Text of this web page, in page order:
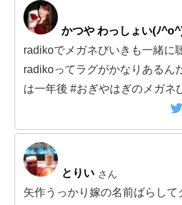
かつや わっしょい(ﾉ
radikoでメガネびいきも一緒に
radikoってラグがかなりあるん
は一年後 #おぎやはぎのメガネ
とりい さん
矢作うっかり嫁の名前ばらし